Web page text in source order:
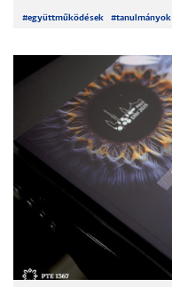
#együttműködések #tanulmányok